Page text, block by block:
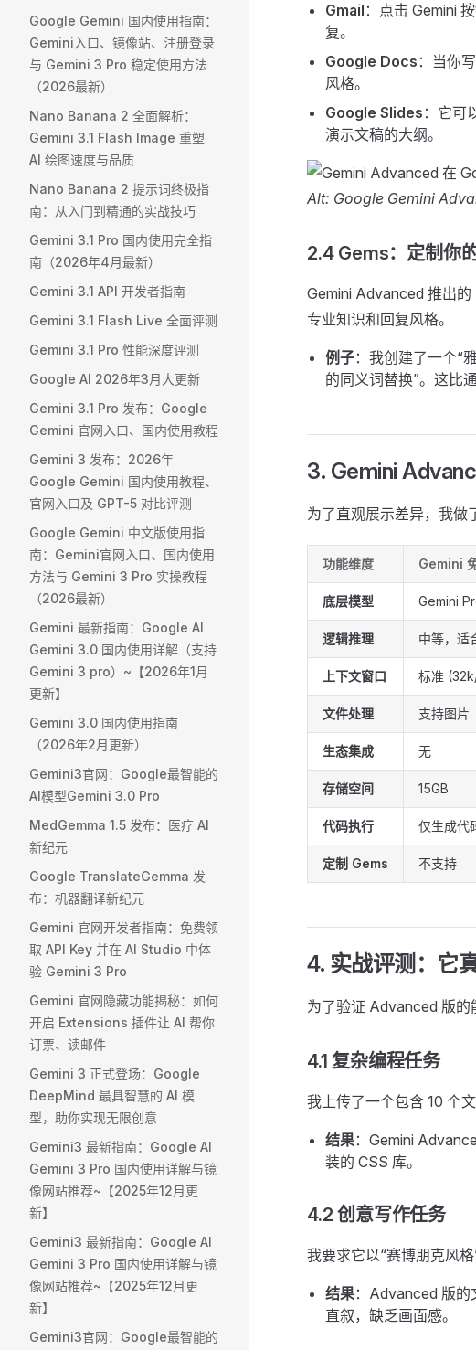
Google Gemini 国内使用指南：
Gemini入口、镜像站、注册登录
与 Gemini 3 Pro 稳定使用方法
（2026最新）
Nano Banana 2 全面解析：
Gemini 3.1 Flash Image 重塑
AI 绘图速度与品质
Nano Banana 2 提示词终极指
南：从入门到精通的实战技巧
Gemini 3.1 Pro 国内使用完全指
南（2026年4月最新）
Gemini 3.1 API 开发者指南
Gemini 3.1 Flash Live 全面评测
Gemini 3.1 Pro 性能深度评测
Google AI 2026年3月大更新
Gemini 3.1 Pro 发布：Google
Gemini 官网入口、国内使用教程
Gemini 3 发布：2026年
Google Gemini 国内使用教程、
官网入口及 GPT-5 对比评测
Google Gemini 中文版使用指
南：Gemini官网入口、国内使用
方法与 Gemini 3 Pro 实操教程
（2026最新）
Gemini 最新指南：Google AI
Gemini 3.0 国内使用详解（支持
Gemini 3 pro）~【2026年1月
更新】
Gemini 3.0 国内使用指南
（2026年2月更新）
Gemini3官网：Google最智能的
AI模型Gemini 3.0 Pro
MedGemma 1.5 发布：医疗 AI
新纪元
Google TranslateGemma 发
布：机器翻译新纪元
Gemini 官网开发者指南：免费领
取 API Key 并在 AI Studio 中体
验 Gemini 3 Pro
Gemini 官网隐藏功能揭秘：如何
开启 Extensions 插件让 AI 帮你
订票、读邮件
Gemini 3 正式登场：Google
DeepMind 最具智慧的 AI 模
型，助你实现无限创意
Gemini3 最新指南：Google AI
Gemini 3 Pro 国内使用详解与镜
像网站推荐~【2025年12月更
新】
Gemini3 最新指南：Google AI
Gemini 3 Pro 国内使用详解与镜
像网站推荐~【2025年12月更
新】
Gemini3官网：Google最智能的
Gmail ：点击 Gemini
复。
Google Docs ：当你
风格。
Google Slides ：它可
演示文稿的大纲。
Alt: Google Gemini
2.4 Gems：定制你
Gemini Advanced 推出的
专业知识和回复风格。
例子：我创建了一个“
的同义词替换”。这比
3. Gemini
为了直观展示差异，我做
功能维度 Gemini
底层模型 Gemini
逻辑推理 中等，适
上下文窗口 标准
文件处理 支持图片
生态集成 无
存储空间 15GB
代码执行 仅生成代
定制 Gems 不支持
4. 实战评测：它
为了验证 Advanced 版的
4.1 复杂编程任务
我上传了一个包含 10 个
结果：Gemini
装的 CSS 库。
4.2 创意写作任务
我要求它以“赛博朋克风
结果：Advanced 版的
直叙，缺乏画面感。